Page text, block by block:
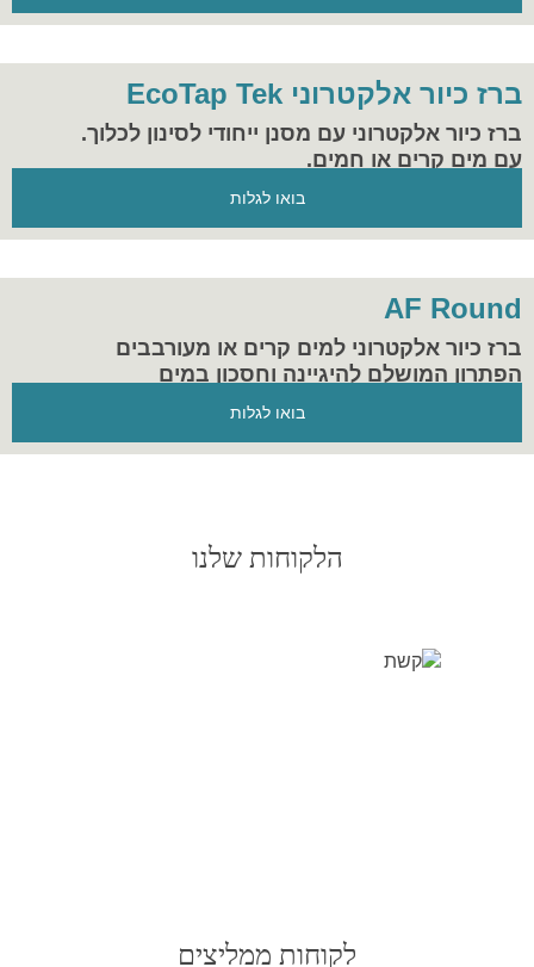
ברז כיור אלקטרוני EcoTap Tek
ברז כיור אלקטרוני עם מסנן ייחודי לסינון לכלוך.
עם מים קרים או חמים.
בואו לגלות
AF Round
ברז כיור אלקטרוני למים קרים או מעורבבים
הפתרון המושלם להיגיינה וחסכון במים
בואו לגלות
הלקוחות שלנו
לקוחות ממליצים